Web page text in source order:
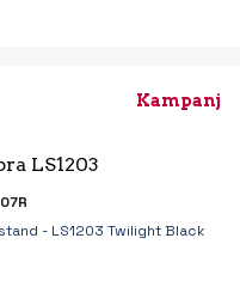
Kampanj
LS1203
- LS1203 Twilight Black